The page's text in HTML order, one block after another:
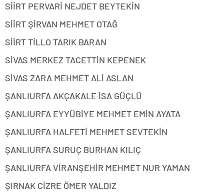
SİİRT PERVARİ NEJDET BEYTEKİN
SİİRT ŞİRVAN MEHMET OTAĞ
SİİRT TİLLO TARIK BARAN
SİVAS MERKEZ TACETTİN KEPENEK
SİVAS ZARA MEHMET ALİ ASLAN
ŞANLIURFA AKÇAKALE İSA GÜÇLÜ
ŞANLIURFA EYYÜBİYE MEHMET EMİN AYATA
ŞANLIURFA HALFETİ MEHMET SEVTEKİN
ŞANLIURFA SURUÇ BURHAN KILIÇ
ŞANLIURFA VİRANŞEHİR MEHMET NUR YAMAN
ŞIRNAK CİZRE ÖMER YALDIZ